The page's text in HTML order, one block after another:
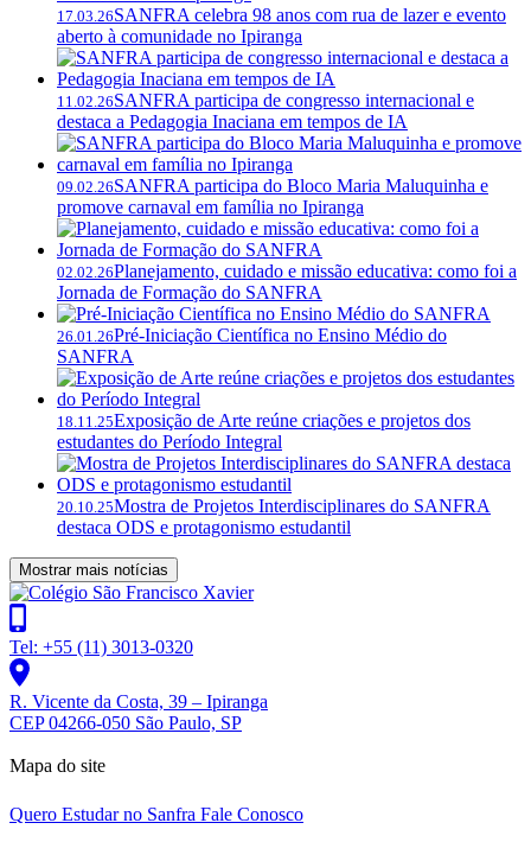
17.03.26SANFRA celebra 98 anos com rua de lazer e evento
aberto à comunidade no Ipiranga
11.02.26SANFRA participa de congresso internacional e
destaca a Pedagogia Inaciana em tempos de IA
09.02.26SANFRA participa do Bloco Maria Maluquinha e
promove carnaval em família no Ipiranga
02.02.26Planejamento, cuidado e missão educativa: como foi a
Jornada de Formação do SANFRA
26.01.26Pré-Iniciação Científica no Ensino Médio do
SANFRA
18.11.25Exposição de Arte reúne criações e projetos dos
estudantes do Período Integral
20.10.25Mostra de Projetos Interdisciplinares do SANFRA
destaca ODS e protagonismo estudantil
Mostrar mais notícias
Tel: +55 (11) 3013-0320
R. Vicente da Costa, 39 – Ipiranga
CEP 04266-050 São Paulo, SP
Mapa do site
Quero Estudar no Sanfra Fale Conosco